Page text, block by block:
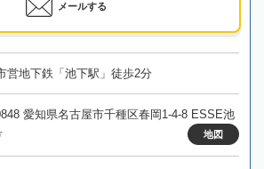
メールする
営地下鉄「池下駅」徒歩2分
愛知県名古屋市千種区春岡1-4-8 ESSE池
地図